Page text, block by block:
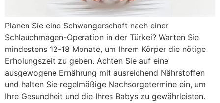
Planen Sie eine Schwangerschaft nach einer
Schlauchmagen-Operation in der Türkei? Warten Sie
mindestens 12-18 Monate, um Ihrem Körper die nötige
Erholungszeit zu geben. Achten Sie auf eine
ausgewogene Ernährung mit ausreichend Nährstoffen
und halten Sie regelmäßige Nachsorgetermine ein, um
Ihre Gesundheit und die Ihres Babys zu gewährleisten.